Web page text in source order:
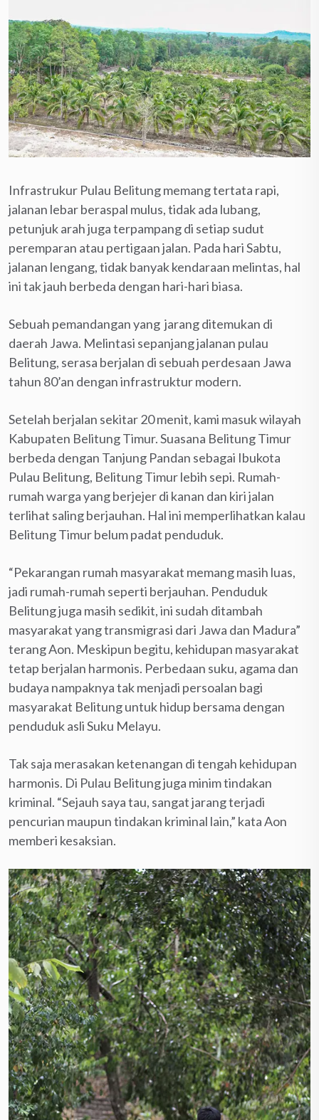
Infrastrukur Pulau Belitung memang tertata rapi,
jalanan lebar beraspal mulus, tidak ada lubang,
petunjuk arah juga terpampang di setiap sudut
peremparan atau pertigaan jalan. Pada hari Sabtu,
jalanan lengang, tidak banyak kendaraan melintas, hal
ini tak jauh berbeda dengan hari-hari biasa.
Sebuah pemandangan yang jarang ditemukan di
daerah Jawa. Melintasi sepanjang jalanan pulau
Belitung, serasa berjalan di sebuah perdesaan Jawa
tahun 80’an dengan infrastruktur modern.
Setelah berjalan sekitar 20 menit, kami masuk wilayah
Kabupaten Belitung Timur. Suasana Belitung Timur
berbeda dengan Tanjung Pandan sebagai Ibukota
Pulau Belitung, Belitung Timur lebih sepi. Rumah-
rumah warga yang berjejer di kanan dan kiri jalan
terlihat saling berjauhan. Hal ini memperlihatkan kalau
Belitung Timur belum padat penduduk.
“Pekarangan rumah masyarakat memang masih luas,
jadi rumah-rumah seperti berjauhan. Penduduk
Belitung juga masih sedikit, ini sudah ditambah
masyarakat yang transmigrasi dari Jawa dan Madura”
terang Aon. Meskipun begitu, kehidupan masyarakat
tetap berjalan harmonis. Perbedaan suku, agama dan
budaya nampaknya tak menjadi persoalan bagi
masyarakat Belitung untuk hidup bersama dengan
penduduk asli Suku Melayu.
Tak saja merasakan ketenangan di tengah kehidupan
harmonis. Di Pulau Belitung juga minim tindakan
kriminal. “Sejauh saya tau, sangat jarang terjadi
pencurian maupun tindakan kriminal lain,” kata Aon
memberi kesaksian.